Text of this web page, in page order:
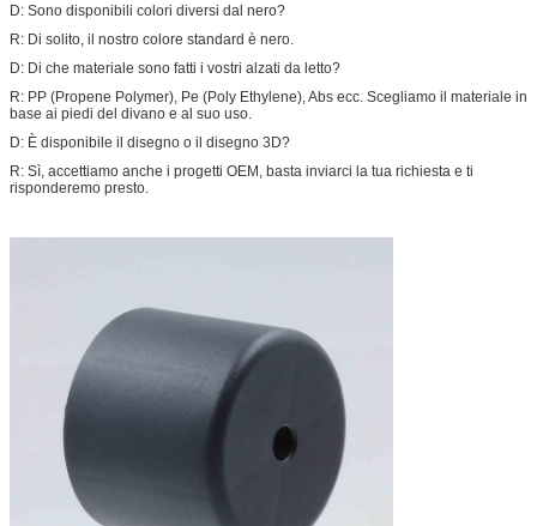
D: Sono disponibili colori diversi dal nero?
R: Di solito, il nostro colore standard è nero.
D: Di che materiale sono fatti i vostri alzati da letto?
R: PP (Propene Polymer), Pe (Poly Ethylene), Abs ecc. Scegliamo il materiale in
base ai piedi del divano e al suo uso.
D: È disponibile il disegno o il disegno 3D?
R: Sì, accettiamo anche i progetti OEM, basta inviarci la tua richiesta e ti
risponderemo presto.